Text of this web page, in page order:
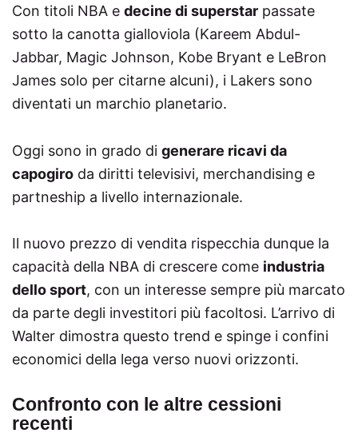
Con titoli NBA e decine di superstar passate
sotto la canotta gialloviola (Kareem Abdul-
Jabbar, Magic Johnson, Kobe Bryant e LeBron
James solo per citarne alcuni), i Lakers sono
diventati un marchio planetario.
Oggi sono in grado di generare ricavi da
capogiro da diritti televisivi, merchandising e
partneship a livello internazionale.
Il nuovo prezzo di vendita rispecchia dunque la
capacità della NBA di crescere come industria
dello sport, con un interesse sempre più marcato
da parte degli investitori più facoltosi. L’arrivo di
Walter dimostra questo trend e spinge i confini
economici della lega verso nuovi orizzonti.
Confronto con le altre cessioni
recenti